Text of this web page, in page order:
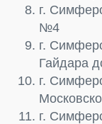
г.
№4
г.
Гайдара
г.
г.